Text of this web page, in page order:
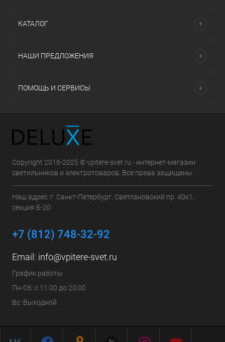
КАТАЛОГ
НАШИ ПРЕДЛОЖЕНИЯ
ПОМОЩЬ И СЕРВИСЫ
Copyright 2016-2025 © vpitere-svet.ru - интернет-магазин
светильников и электротоваров. Все права защищены.
Наш адрес: г. Санкт-Петербург, Светлановский пр. 40к1,
секция Б-20
+7 (812) 748-32-92
Email: info@vpitere-svet.ru
График работы
Пн-Сб: с 11:00 до 20:00
Вс: Выходной